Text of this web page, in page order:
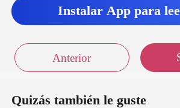
Instalar App para
Anterior
Quizás también le guste